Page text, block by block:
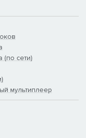
(по сети)
мультиплеер